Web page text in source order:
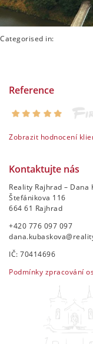
Categorised in:
Reference
Zobrazit hodnocení
Kontaktujte nás
Reality Rajhrad – Dana
Štefánikova 116
664 61 Rajhrad
+420 776 097 097
IČ: 70414696
Podmínky zpracování